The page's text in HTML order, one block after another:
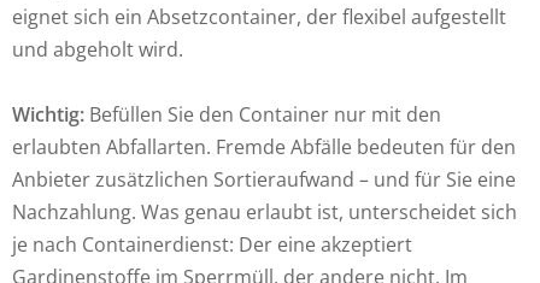
eignet sich ein Absetzcontainer, der flexibel aufgestellt
und abgeholt wird.
Wichtig: Befüllen Sie den Container nur mit den
erlaubten Abfallarten. Fremde Abfälle bedeuten für den
Anbieter zusätzlichen Sortieraufwand – und für Sie eine
Nachzahlung. Was genau erlaubt ist, unterscheidet sich
je nach Containerdienst: Der eine akzeptiert
Gardinenstoffe im Sperrmüll, der andere nicht. Im